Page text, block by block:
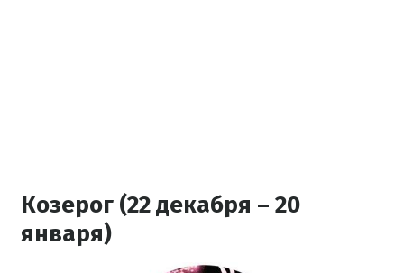
Козерог (22 декабря – 20
января)